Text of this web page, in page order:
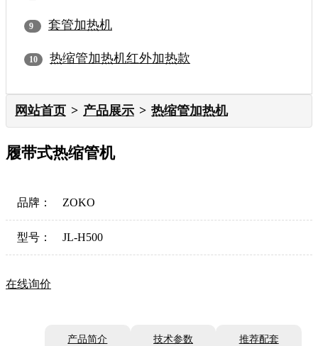
套管加热机
热缩管加热机红外加热款
网站首页 产品展示 热缩管加热机
履带式热缩管机
品牌： ZOKO
型号： JL-H500
在线询价
产品简介 技术参数 推荐配套